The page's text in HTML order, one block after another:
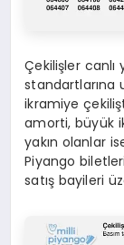
Çekilişler canlı
standartlarına
ikramiye
amorti, büyük
yakın olanlar
Piyango
satış bayileri